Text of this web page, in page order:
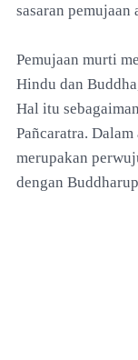
sasaran
Pemujaan murti
Hindu dan
Hal itu
Pañcaratra.
merupakan
dengan